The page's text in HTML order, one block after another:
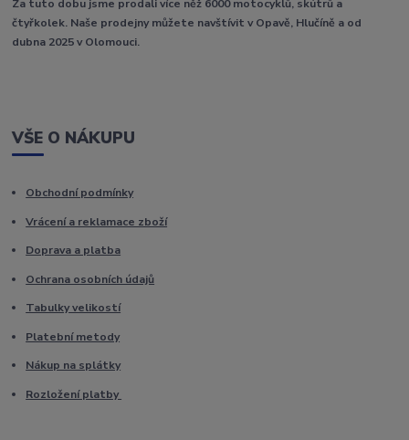
Za tuto dobu jsme prodali více něž 6000 motocyklů, skútrů a
čtyřkolek. Naše prodejny můžete navštívit v Opavě, Hlučíně a od
dubna 2025 v Olomouci.
VŠE O NÁKUPU
Obchodní podmínky
Vrácení a reklamace zboží
Doprava a platba
Ochrana osobních údajů
Tabulky velikostí
Platební metody
Nákup na splátky
Rozložení platby